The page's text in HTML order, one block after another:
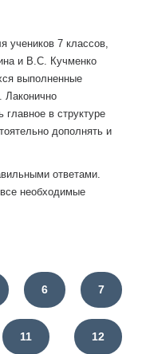
учеников 7 классов,
и В.С. Кучменко
выполненные
Лаконично
в структуре
дополнять и
ответами.
необходимые
6 7
11 12